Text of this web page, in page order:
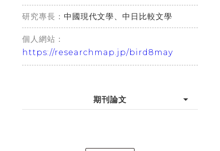
研究專長： 中國現代文學、中日比較文學
個人網站：
https://researchmap.jp/bird8may
期刊論文